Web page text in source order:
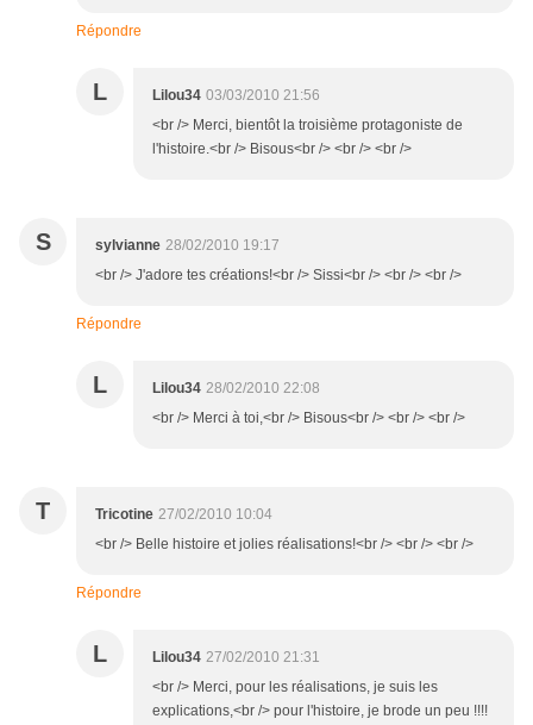
Répondre
L Lilou34 03/03/2010 21:56
<br /> Merci, bientôt la troisième protagoniste de
l'histoire.<br /> Bisous<br /> <br /> <br />
S sylvianne 28/02/2010 19:17
<br /> J'adore tes créations!<br /> Sissi<br /> <br /> <br />
Répondre
L Lilou34 28/02/2010 22:08
<br /> Merci à toi,<br /> Bisous<br /> <br /> <br />
T Tricotine 27/02/2010 10:04
<br /> Belle histoire et jolies réalisations!<br /> <br /> <br />
Répondre
L Lilou34 27/02/2010 21:31
<br /> Merci, pour les réalisations, je suis les
explications,<br /> pour l'histoire, je brode un peu !!!!